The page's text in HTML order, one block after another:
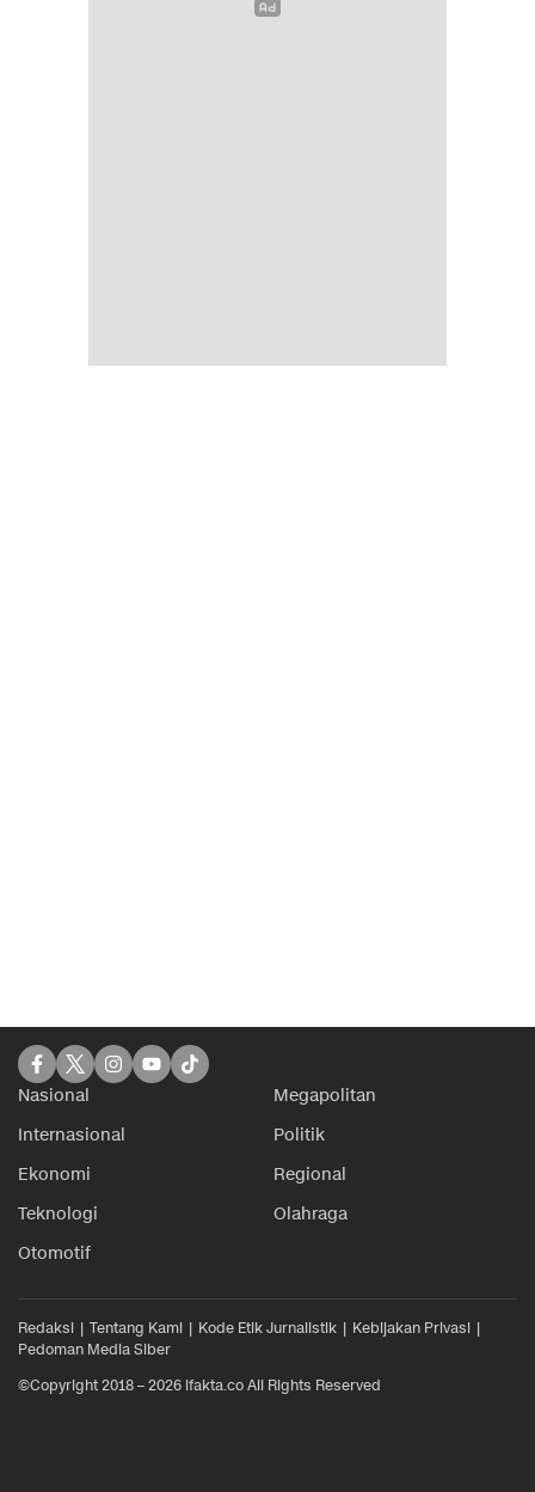
Nasional
Megapolitan
Internasional
Politik
Ekonomi
Regional
Teknologi
Olahraga
Otomotif
Redaksi Tentang Kami Kode Etik Jurnalistik
Kebijakan Privasi
Pedoman Media Siber
©Copyright 2018 – 2026 ifakta.co All Rights Reserved